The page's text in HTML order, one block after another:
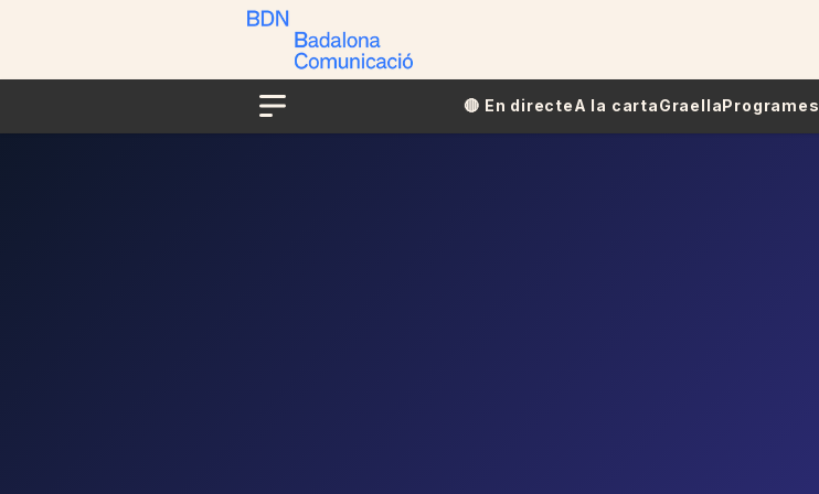
Menu
🔴​​ En directeA la cartaGraellaProgrames